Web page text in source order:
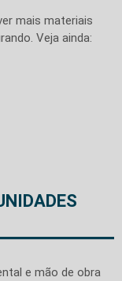
mais materiais
Veja ainda:
e mão de obra